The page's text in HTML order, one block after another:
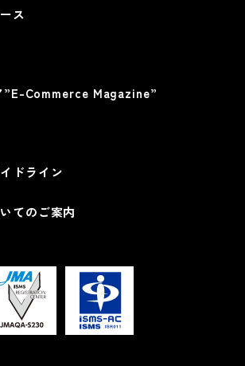
ス
”E-Commerce Magazine”
ドライン
てのご案内